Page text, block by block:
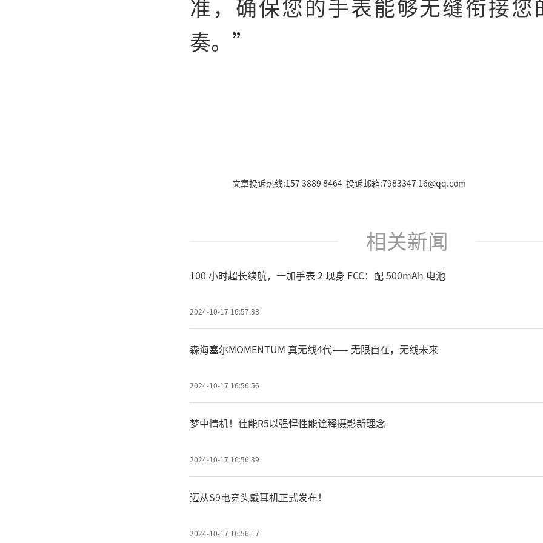
准，确保您的手表能够无缝衔接您
奏。”
文章投诉热线:157 3889 8464 投诉邮箱:7983347 16@qq.com
相关新闻
100 小时超长续航，一加手表 2 现身 FCC：配 500mAh 电池
2024-10-17 16:57:38
森海塞尔MOMENTUM 真无线4代—— 无限自在，无线未来
2024-10-17 16:56:56
梦中情机！佳能R5以强悍性能诠释摄影新理念
2024-10-17 16:56:39
迈从S9电竞头戴耳机正式发布！
2024-10-17 16:56:17